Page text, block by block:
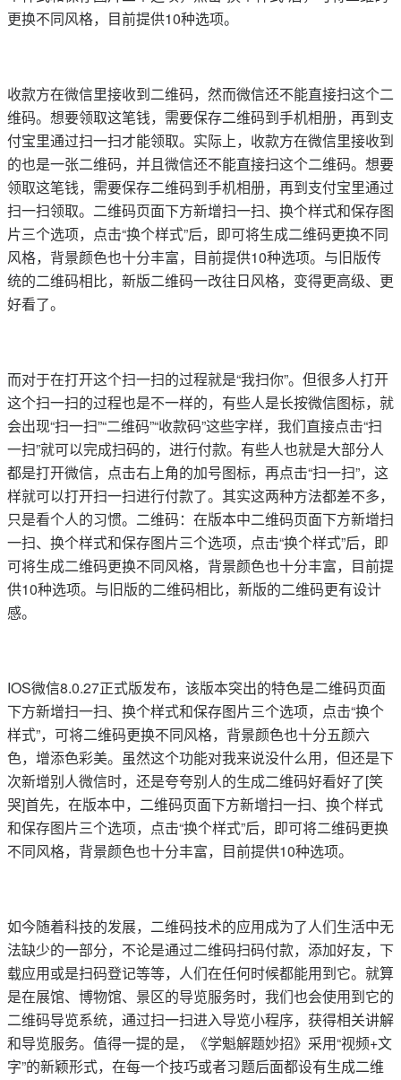
更换不同风格，目前提供10种选项。
收款方在微信里接收到二维码，然而微信还不能直接扫这个二
维码。想要领取这笔钱，需要保存二维码到手机相册，再到支
付宝里通过扫一扫才能领取。实际上，收款方在微信里接收到
的也是一张二维码，并且微信还不能直接扫这个二维码。想要
领取这笔钱，需要保存二维码到手机相册，再到支付宝里通过
扫一扫领取。二维码页面下方新增扫一扫、换个样式和保存图
片三个选项，点击“换个样式”后，即可将生成二维码更换不同
风格，背景颜色也十分丰富，目前提供10种选项。与旧版传
统的二维码相比，新版二维码一改往日风格，变得更高级、更
好看了。
而对于在打开这个扫一扫的过程就是“我扫你”。但很多人打开
这个扫一扫的过程也是不一样的，有些人是长按微信图标，就
会出现“扫一扫”“二维码”“收款码”这些字样，我们直接点击“扫
一扫”就可以完成扫码的，进行付款。有些人也就是大部分人
都是打开微信，点击右上角的加号图标，再点击“扫一扫”，这
样就可以打开扫一扫进行付款了。其实这两种方法都差不多，
只是看个人的习惯。二维码：在版本中二维码页面下方新增扫
一扫、换个样式和保存图片三个选项，点击“换个样式”后，即
可将生成二维码更换不同风格，背景颜色也十分丰富，目前提
供10种选项。与旧版的二维码相比，新版的二维码更有设计
感。
IOS微信8.0.27正式版发布，该版本突出的特色是二维码页面
下方新增扫一扫、换个样式和保存图片三个选项，点击“换个
样式”，可将二维码更换不同风格，背景颜色也十分五颜六
色，增添色彩美。虽然这个功能对我来说没什么用，但还是下
次新增别人微信时，还是夸夸别人的生成二维码好看好了[笑
哭]首先，在版本中，二维码页面下方新增扫一扫、换个样式
和保存图片三个选项，点击“换个样式”后，即可将二维码更换
不同风格，背景颜色也十分丰富，目前提供10种选项。
如今随着科技的发展，二维码技术的应用成为了人们生活中无
法缺少的一部分，不论是通过二维码扫码付款，添加好友，下
载应用或是扫码登记等等，人们在任何时候都能用到它。就算
是在展馆、博物馆、景区的导览服务时，我们也会使用到它的
二维码导览系统，通过扫一扫进入导览小程序，获得相关讲解
和导览服务。值得一提的是，《学魁解题妙招》采用“视频+文
字”的新颖形式，在每一个技巧或者习题后面都设有生成二维